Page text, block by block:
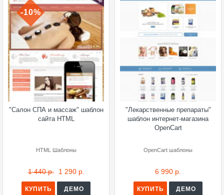
-10%
"Салон СПА и массаж" шаблон
сайта HTML
HTML Шаблоны
1 440 р. 1 290 р.
КУПИТЬ ДЕМО
"Лекарственные препараты"
шаблон интернет-магазина
OpenCart
OpenCart шаблоны
6 990 р.
КУПИТЬ ДЕМО